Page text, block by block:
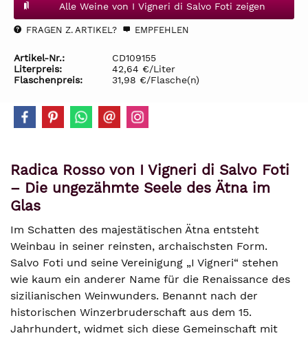
Alle Weine von I Vigneri di Salvo Foti zeigen
FRAGEN Z. ARTIKEL? EMPFEHLEN
Artikel-Nr.:
CD109155
Literpreis:
42,64 €/Liter
Flaschenpreis:
31,98 €/Flasche(n)
Radica Rosso von I Vigneri di Salvo Foti
– Die ungezähmte Seele des Ätna im
Glas
Im Schatten des majestätischen Ätna entsteht
Weinbau in seiner reinsten, archaischsten Form.
Salvo Foti und seine Vereinigung „I Vigneri“ stehen
wie kaum ein anderer Name für die Renaissance des
sizilianischen Weinwunders. Benannt nach der
historischen Winzerbruderschaft aus dem 15.
Jahrhundert, widmet sich diese Gemeinschaft mit